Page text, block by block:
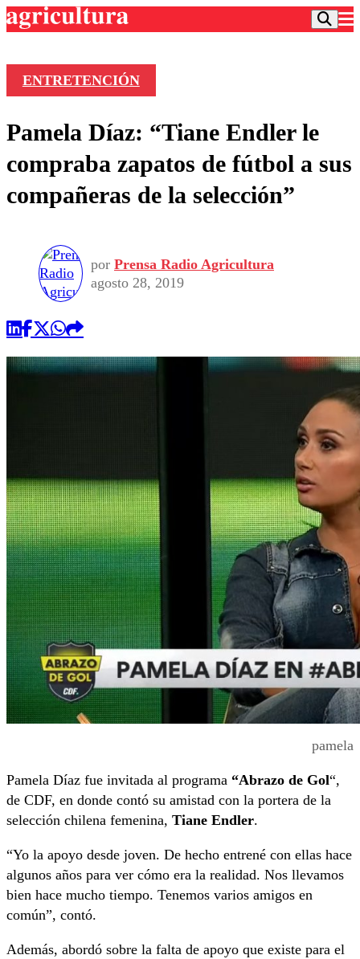
Frecuencias
Agricultura TV
Deportes
Colo Colo
Seleccion Chilena
Torneo Internacional
Entretención
Economía
Internacional
Publicaciones en medios
Opinión
Programas
ENTRETENCIÓN
Pamela Díaz: “Tiane Endler le
compraba zapatos de fútbol a sus
compañeras de la selección”
por Prensa Radio Agricultura
agosto 28, 2019
pamela
Pamela Díaz fue invitada al programa “Abrazo de Gol“,
de CDF, en donde contó su amistad con la portera de la
selección chilena femenina, Tiane Endler.
“Yo la apoyo desde joven. De hecho entrené con ellas hace
algunos años para ver cómo era la realidad. Nos llevamos
bien hace mucho tiempo. Tenemos varios amigos en
común”, contó.
Además, abordó sobre la falta de apoyo que existe para el